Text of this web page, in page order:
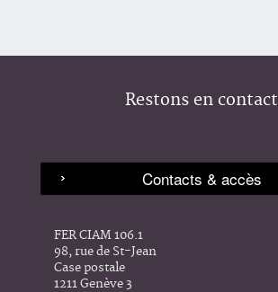
Restons en contact
FER CIAM 106.1
98, rue de St-Jean
Case postale
1211 Genève 3